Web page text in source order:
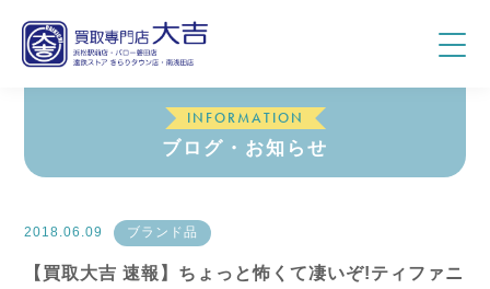
INFORMATION
ブログ・お知らせ
2018.06.09 ブランド品
【買取大吉 速報】ちょっと怖くて凄いぞ!ティファニ